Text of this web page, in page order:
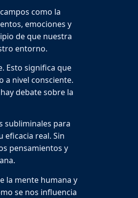
como la
emociones y
de que nuestra
entorno.
Esto significa que
a nivel consciente.
debate sobre la
subliminales para
eficacia real. Sin
pensamientos y
la mente humana y
se nos influencia